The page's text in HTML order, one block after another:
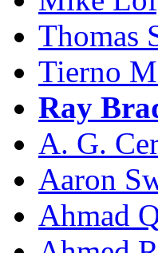
Thomas
Tierno
Ray
A. G.
Aaron
Ahmad